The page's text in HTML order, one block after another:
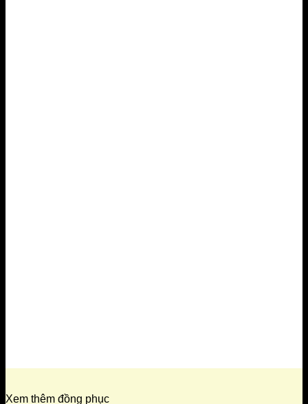
Xem thêm đồng phục